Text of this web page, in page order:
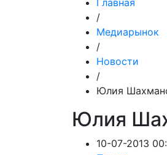
Главная
/
Медиарынок
/
Новости
/
Юлия
Юлия
10-07-2013